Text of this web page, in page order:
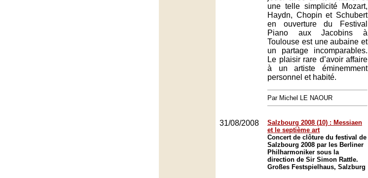
une telle simplicité Mozart,
Haydn, Chopin et Schubert
en ouverture du Festival
Piano aux Jacobins à
Toulouse est une aubaine et
un partage incomparables.
Le plaisir rare d’avoir affaire
à un artiste éminemment
personnel et habité.
Par Michel LE NAOUR
31/08/2008
Salzbourg 2008 (10) : Messiaen
et le septième art
Concert de clôture du festival de
Salzbourg 2008 par les Berliner
Philharmoniker sous la
direction de Sir Simon Rattle.
Großes Festspielhaus, Salzburg